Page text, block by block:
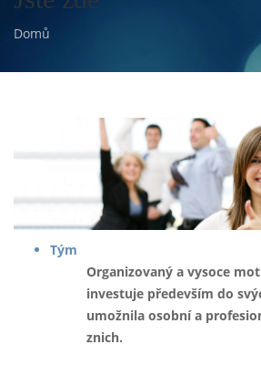
Domů
Tým
Organizovaný a vysoce
investuje především do
umožnila osobní a
znich.